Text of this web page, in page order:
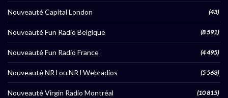
Nouveauté Capital London (43)
Nouveauté Fun Radio Belgique (8 591)
Nouveauté Fun Radio France (4 495)
Nouveauté NRJ ou NRJ Webradios (5 563)
Nouveauté Virgin Radio Montréal (10 815)